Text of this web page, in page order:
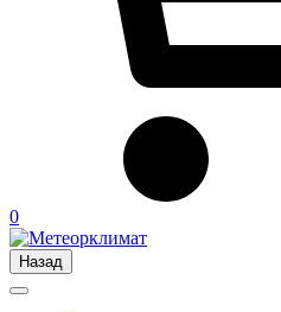
0
Назад